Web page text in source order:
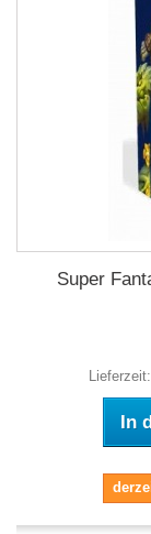
Super
In